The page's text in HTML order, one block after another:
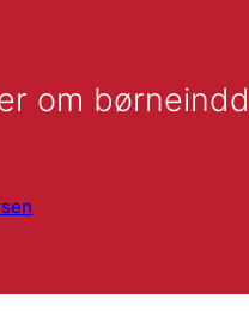
om